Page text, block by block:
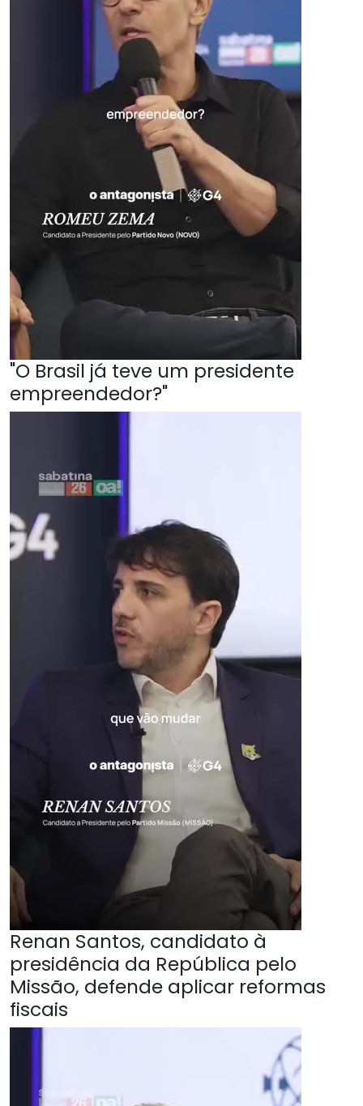
"O Brasil já teve um presidente
empreendedor?"
Renan Santos, candidato à
presidência da República pelo
Missão, defende aplicar reformas
fiscais